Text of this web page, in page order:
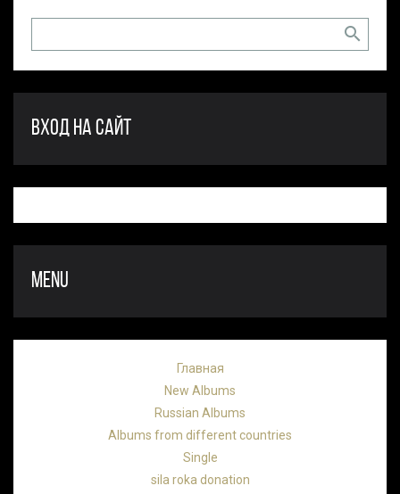
ВХОД НА САЙТ
MENU
Главная
New Albums
Russian Albums
Albums from different countries
Single
sila roka donation